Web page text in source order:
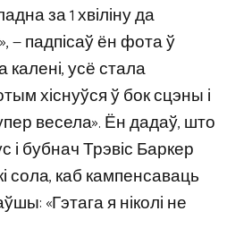
за 1 хвіліну да
— падпісаў ён фота ў
калені, усё стала
хіснуўся ў бок сцэны і
весела». Ён дадаў, што
і бубнач Трэвіс Баркер
сола, каб кампенсаваць
«Гэтага я ніколі не